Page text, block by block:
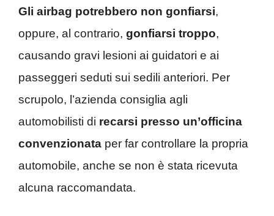
Gli airbag potrebbero non gonfiarsi,
oppure, al contrario, gonfiarsi troppo,
causando gravi lesioni ai guidatori e ai
passeggeri seduti sui sedili anteriori. Per
scrupolo, l’azienda consiglia agli
automobilisti di recarsi presso un’officina
convenzionata per far controllare la propria
automobile, anche se non è stata ricevuta
alcuna raccomandata.